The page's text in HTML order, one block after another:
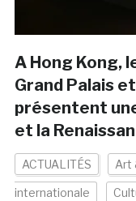
A Hong Kong,
Grand Palais
présentent
et la
ACTUALITÉS Art
internationale